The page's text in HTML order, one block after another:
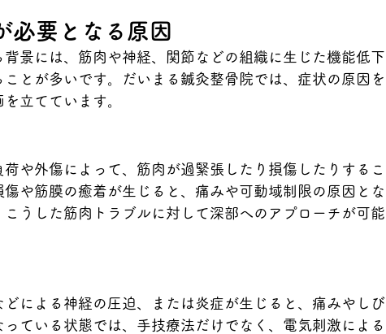
必要となる原因
景には、筋肉や神経、関節などの組織に生じた機能低下
とが多いです。だいまる鍼灸整骨院では、症状の原因を
立てています。
や外傷によって、筋肉が過緊張したり損傷したりするこ
や筋膜の癒着が生じると、痛みや可動域制限の原因とな
うした筋肉トラブルに対して深部へのアプローチが可能
による神経の圧迫、または炎症が生じると、痛みやしび
ている状態では、手技療法だけでなく、電気刺激による